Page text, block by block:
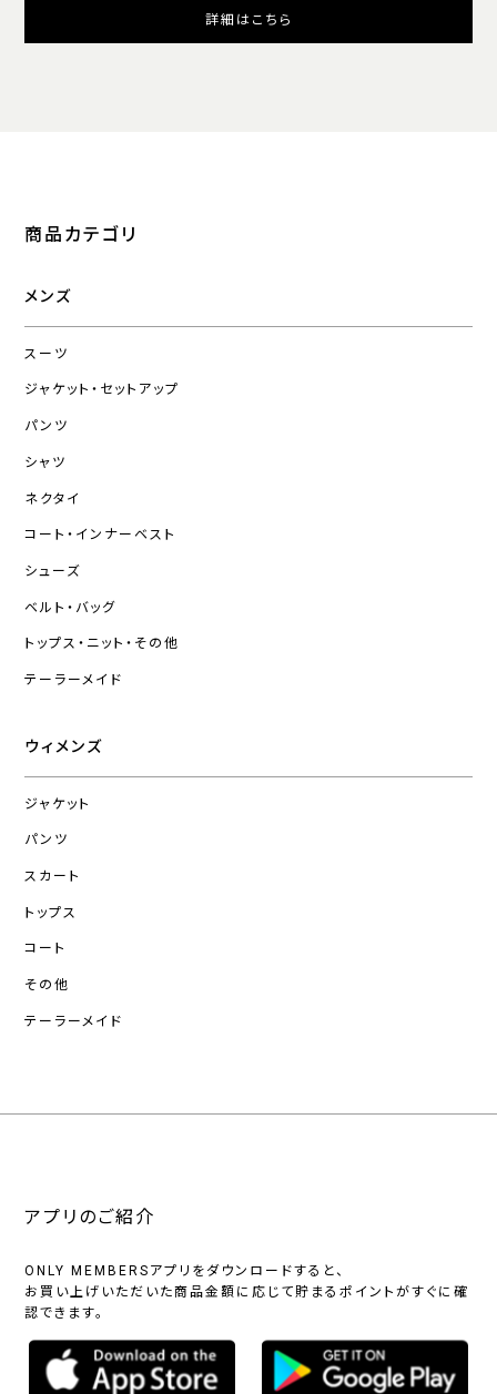
詳細はこちら
商品カテゴリ
メンズ
スーツ
ジャケット・セットアップ
パンツ
シャツ
ネクタイ
コート・インナーベスト
シューズ
ベルト・バッグ
トップス・ニット・その他
テーラーメイド
ウィメンズ
ジャケット
パンツ
スカート
トップス
コート
その他
テーラーメイド
アプリのご紹介
ONLY MEMBERSアプリをダウンロードすると、
お買い上げいただいた商品金額に応じて貯まるポイントがすぐに確
認できます。